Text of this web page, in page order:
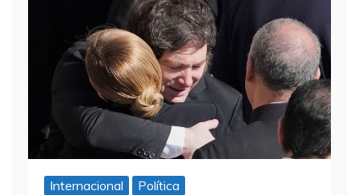
Internacional Política